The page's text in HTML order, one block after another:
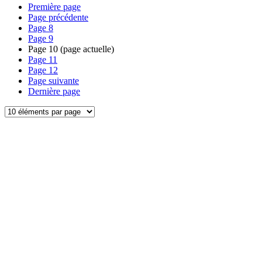
Première page
Page précédente
Page 8
Page 9
Page 10 (page actuelle)
Page 11
Page 12
Page suivante
Dernière page